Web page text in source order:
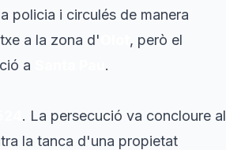
policia i circulés de manera
a la zona d'
, però el
a
.
. La persecució va concloure al
la tanca d'una propietat